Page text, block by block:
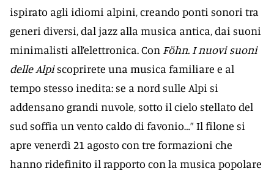
ispirato agli idiomi alpini, creando ponti sonori tra
generi diversi, dal jazz alla musica antica, dai suoni
minimalisti all’elettronica. Con Föhn. I nuovi suoni
delle Alpiscoprirete una musica familiare e al
tempo stesso inedita: se a nord sulle Alpi si
addensano grandi nuvole, sotto il cielo stellato del
sud soffia un vento caldo di favonio…” Il filone si
apre venerdì 21 agosto con tre formazioni che
hanno ridefinito il rapporto con la musica popolare